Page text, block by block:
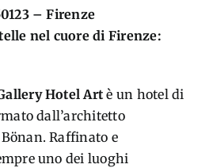
– Firenze
nel cuore di Firenze:
Hotel Artè un hotel di
dall’architetto
Raffinato e
uno dei luoghi